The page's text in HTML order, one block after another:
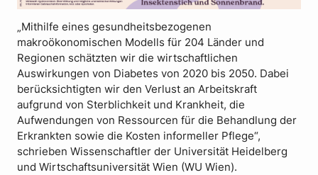
„Mithilfe eines gesundheitsbezogenen
makroökonomischen Modells für 204 Länder und
Regionen schätzten wir die wirtschaftlichen
Auswirkungen von Diabetes von 2020 bis 2050. Dabei
berücksichtigten wir den Verlust an Arbeitskraft
aufgrund von Sterblichkeit und Krankheit, die
Aufwendungen von Ressourcen für die Behandlung der
Erkrankten sowie die Kosten informeller Pflege“,
schrieben Wissenschaftler der Universität Heidelberg
und Wirtschaftsuniversität Wien (WU Wien).